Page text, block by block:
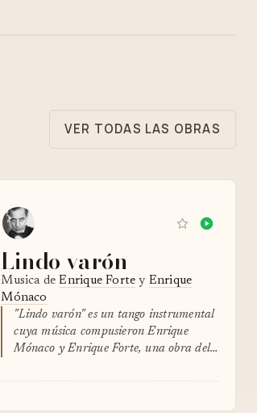
VER TODAS LAS OBRAS
Lindo varón
Musica deEnrique Forte y Enrique
Mónaco
"Lindo varón" es un tango instrumental
cuya música compusieron Enrique
Mónaco y Enrique Forte, una obra del…